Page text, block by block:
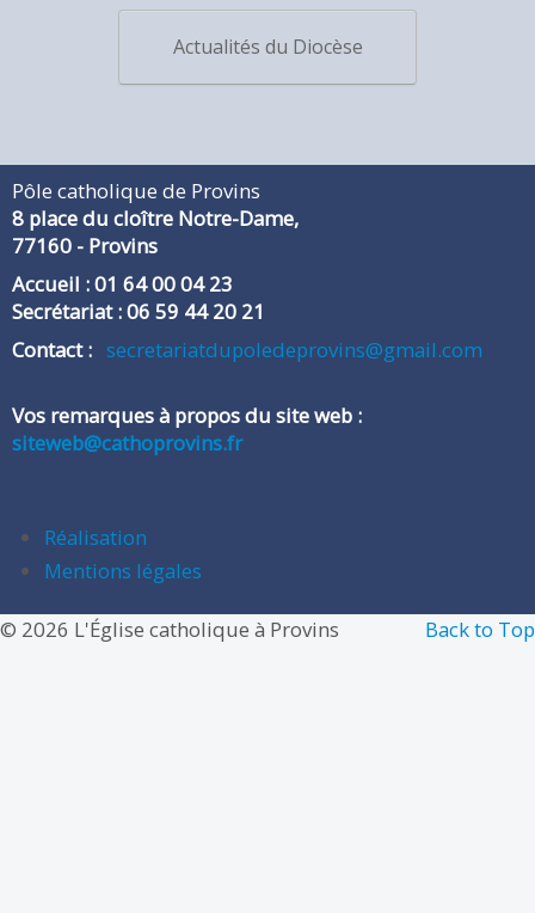
Actualités du Diocèse
Pôle catholique de Provins
8 place du cloître Notre-Dame,
​77160 - Provins
Accueil : 01 64 00 04 23
Secrétariat : 06 59 44 20 21
​Contact : secretariatdupoledeprovins@gmail.com
Vos remarques à propos du site web :
siteweb@cathoprovins.fr
Réalisation
Mentions légales
Back to Top
© 2026 L'Église catholique à Provins